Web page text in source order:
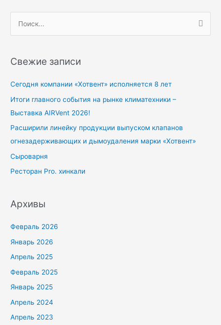
с
Свежие записи
Сегодня компании «Хотвент» исполняется 8 лет
Итоги главного события на рынке климатехники –
Выставка AIRVent 2026!
Расширили линейку продукции выпуском клапанов
огнезадерживающих и дымоудаления марки «Хотвент»
Сыроварня
Ресторан Pro. хинкали
Архивы
Февраль 2026
Январь 2026
Апрель 2025
Февраль 2025
Январь 2025
Апрель 2024
Апрель 2023